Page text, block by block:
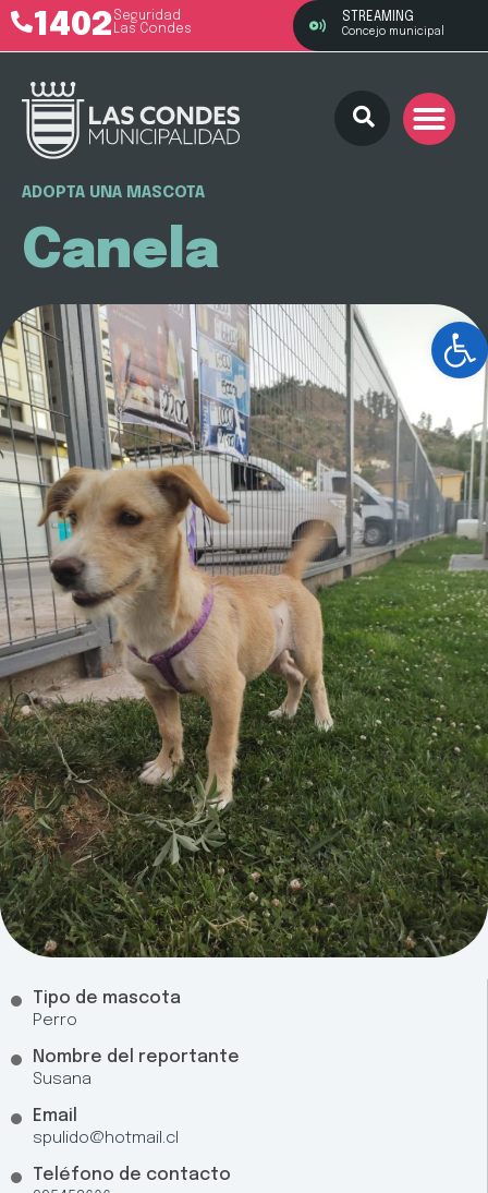
1402 Seguridad
Las Condes
STREAMING
Concejo municipal
ADOPTA UNA MASCOTA
Canela
Tipo de mascota
Perro
Nombre del reportante
Susana
Email
spulido@hotmail.cl
Teléfono de contacto